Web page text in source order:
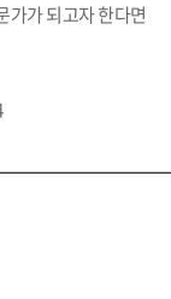
가가 되고자 한다면